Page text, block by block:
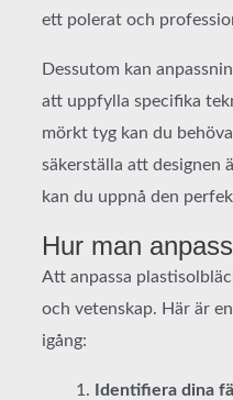
ett polerat och
Dessutom kan
att uppfylla specifika
mörkt tyg kan du
säkerställa att designen
kan du uppnå den
Hur man
Att anpassa
och vetenskap. Här är
igång:
Identifiera dina